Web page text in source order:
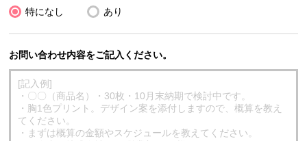
特になし あり
お問い合わせ内容をご記入ください。